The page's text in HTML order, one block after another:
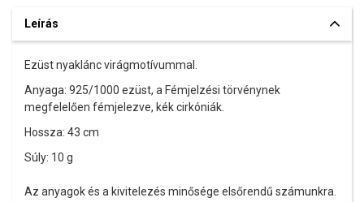
Leírás
Ezüst nyaklánc virágmotívummal.
Anyaga: 925/1000 ezüst, a Fémjelzési törvénynek
megfelelően fémjelezve, kék cirkóniák.
Hossza: 43 cm
Súly: 10 g
Az anyagok és a kivitelezés minősége elsőrendű számunkra.